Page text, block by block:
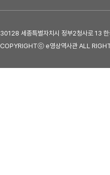
30128 세종특별자치시 정부2청사로 13
COPYRIGHTⓒ e영상역사관 ALL